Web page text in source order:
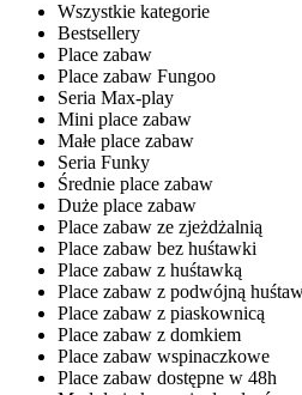
Wszystkie kategorie
Bestsellery
Place zabaw
Place zabaw Fungoo
Seria Max-play
Mini place zabaw
Małe place zabaw
Seria Funky
Średnie place zabaw
Duże place zabaw
Place zabaw ze zjeżdżalnią
Place zabaw bez huśtawki
Place zabaw z huśtawką
Place zabaw z podwójną
Place zabaw z piaskownicą
Place zabaw z domkiem
Place zabaw wspinaczkowe
Place zabaw dostępne w 48h